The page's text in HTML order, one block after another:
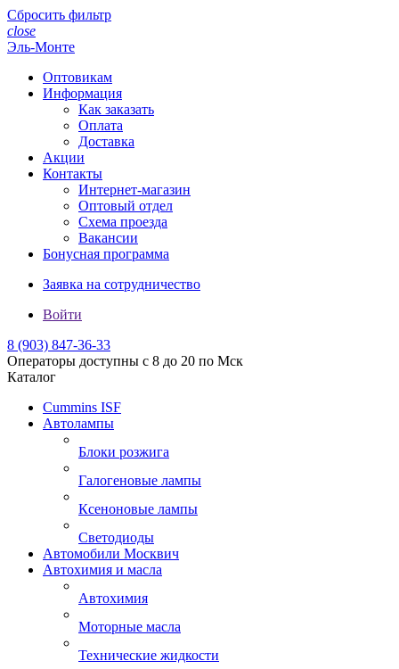
Сбросить фильтр
close
Эль-Монте
Оптовикам
Информация
Как заказать
Оплата
Доставка
Акции
Контакты
Интернет-магазин
Оптовый отдел
Схема проезда
Вакансии
Бонусная программа
Заявка на сотрудничество
Войти
8 (903) 847-36-33
Операторы доступны с 8 до 20 по Мск
Каталог
Cummins ISF
Автолампы
Блоки розжига
Галогеновые лампы
Ксеноновые лампы
Светодиоды
Автомобили Москвич
Автохимия и масла
Автохимия
Моторные масла
Технические жидкости